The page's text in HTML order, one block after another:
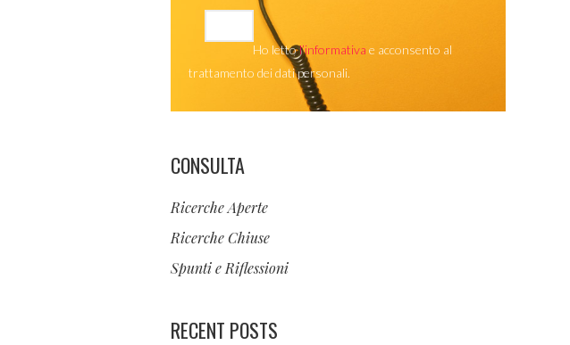
Ho lettol’informativa e acconsento al
trattamento dei dati personali.
CONSULTA
Ricerche Aperte
Ricerche Chiuse
Spunti e Riflessioni
RECENT POSTS